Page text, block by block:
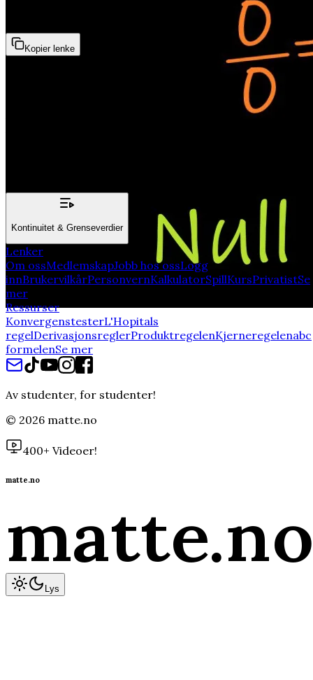
Kopier lenke
Kontinuitet & Grenseverdier
Lenker
Om ossMedlemskapJobb hos ossLogg
innBrukervilkårPersonvernKalkulatorSpillKursPrivatistSe
mer
Ressurser
KonvergenstesterL'Hopitals
regelDerivasjonsreglerProduktregelenKjerneregelenabc
formelenSe mer
Av studenter, for studenter!
© 2026 matte.no
400+ Videoer!
matte.no
matte.no
Lys